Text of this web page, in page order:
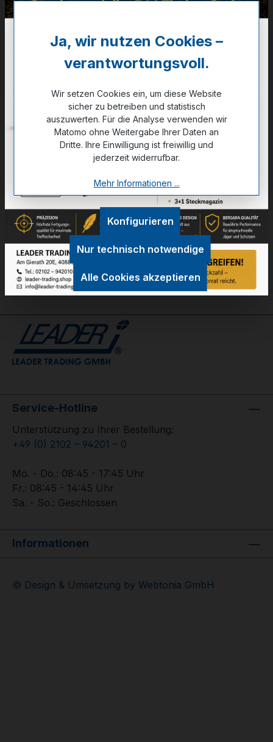
209,00 €
✔ Auf Lager
Zum Merkzettel hinzufügen
Technische Daten
GPSR Information
Bewertungen
Service-Hotline
Unterstützung zu Ihrer Bestellung:
+49 (0) 2102 – 94201 – 0
Mo. - Do.: 08:45 - 17:45 Uhr
Fr.: 08:45 - 14:45 Uhr
Sa. - So.: Geschlossen
Informationen
© Design & Umsetzung by Webtonia GmbH
Ja, wir nutzen Cookies –
verantwortungsvoll.
Wir setzen Cookies ein, um diese Website
sicher zu betreiben und statistisch
auszuwerten. Für die Analyse verwenden wir
Matomo ohne Weitergabe Ihrer Daten an
Dritte. Ihre Einwilligung ist freiwillig und
jederzeit widerrufbar.
Mehr Informationen ...
Nur technisch notwendige
Konfigurieren
Alle Cookies akzeptieren